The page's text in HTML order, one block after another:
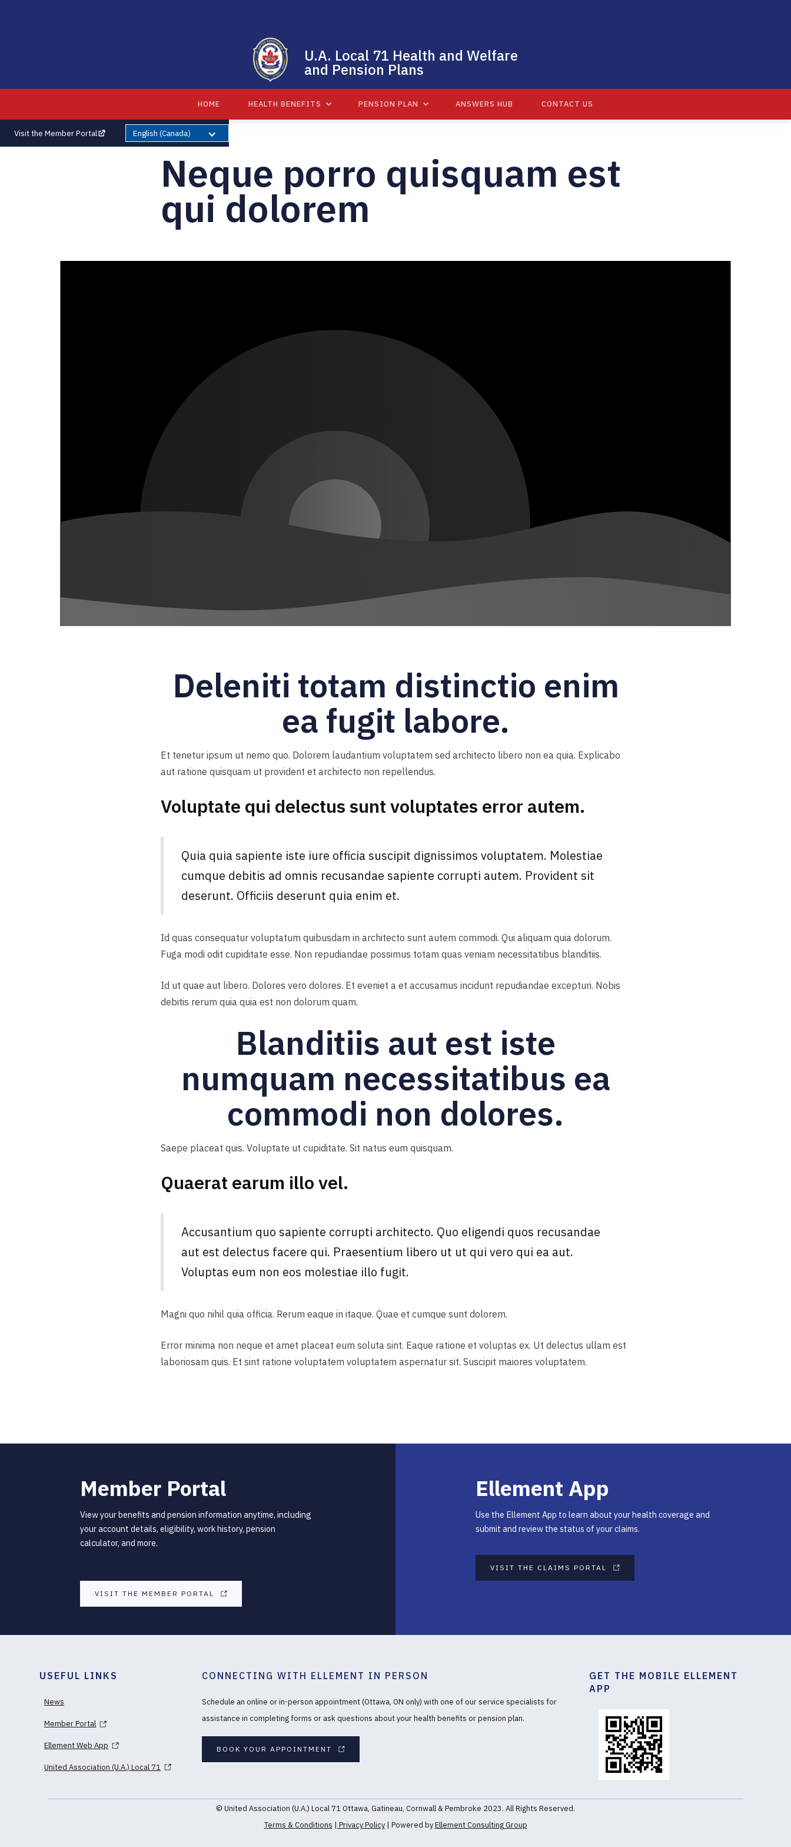
U.A. Local 71 Health and Welfare
and Pension Plans
HOME HEALTH BENEFITS PENSION PLAN ANSWERS HUB CONTACT US
Visit the Member Portal English (Canada)
Neque porro quisquam est
qui dolorem
Deleniti totam distinctio enim
ea fugit labore.
Et tenetur ipsum ut nemo quo. Dolorem laudantium voluptatem sed architecto libero non ea quia. Explicabo
aut ratione quisquam ut provident et architecto non repellendus.
Voluptate qui delectus sunt voluptates error autem.
Quia quia sapiente iste iure officia suscipit dignissimos voluptatem. Molestiae
cumque debitis ad omnis recusandae sapiente corrupti autem. Provident sit
deserunt. Officiis deserunt quia enim et.
Id quas consequatur voluptatum quibusdam in architecto sunt autem commodi. Qui aliquam quia dolorum.
Fuga modi odit cupiditate esse. Non repudiandae possimus totam quas veniam necessitatibus blanditiis.
Id ut quae aut libero. Dolores vero dolores. Et eveniet a et accusamus incidunt repudiandae excepturi. Nobis
debitis rerum quia quia est non dolorum quam.
Blanditiis aut est iste
numquam necessitatibus ea
commodi non dolores.
Saepe placeat quis. Voluptate ut cupiditate. Sit natus eum quisquam.
Quaerat earum illo vel.
Accusantium quo sapiente corrupti architecto. Quo eligendi quos recusandae
aut est delectus facere qui. Praesentium libero ut ut qui vero qui ea aut.
Voluptas eum non eos molestiae illo fugit.
Magni quo nihil quia officia. Rerum eaque in itaque. Quae et cumque sunt dolorem.
Error minima non neque et amet placeat eum soluta sint. Eaque ratione et voluptas ex. Ut delectus ullam est
laboriosam quis. Et sint ratione voluptatem voluptatem aspernatur sit. Suscipit maiores voluptatem.
Member Portal
View your benefits and pension information anytime, including
your account details, eligibility, work history, pension
calculator, and more.
VISIT THE MEMBER PORTAL
Ellement App
Use the Ellement App to learn about your health coverage and
submit and review the status of your claims.
VISIT THE CLAIMS PORTAL
USEFUL LINKS
News
Member Portal
Ellement Web App
United Association (U.A.) Local 71
CONNECTING WITH ELLEMENT IN PERSON
Schedule an online or in-person appointment (Ottawa, ON only) with one of our service specialists for
assistance in completing forms or ask questions about your health benefits or pension plan.
BOOK YOUR APPOINTMENT
GET THE MOBILE ELLEMENT
APP
© United Association (U.A.) Local 71 Ottawa, Gatineau, Cornwall & Pembroke 2023. All Rights Reserved.
Terms & Conditions | Privacy Policy| Powered byEllement Consulting Group